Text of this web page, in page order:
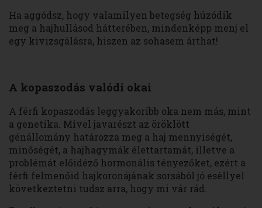
Ha aggódsz, hogy valamilyen betegség húzódik
meg a hajhullásod hátterében, mindenképp menj el
egy kivizsgálásra, hiszen az sohasem árthat!
A kopaszodás valódi okai
A férfi kopaszodás leggyakoribb oka nem más, mint
a genetika. Mivel javarészt az öröklött
génállomány határozza meg a haj mennyiségét,
minőségét, a hajhagymák élettartamát, illetve a
problémát előidéző hormonális tényezőket, ezért a
férfi felmenőid hajkoronájának sorsából jó eséllyel
következtetni tudsz arra, hogy mi vár rád.